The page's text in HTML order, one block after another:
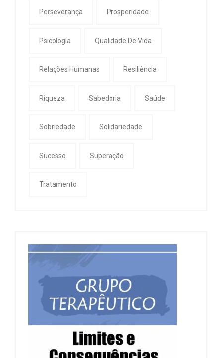
Perseverança Prosperidade
Psicologia Qualidade De Vida
Relações Humanas Resiliência
Riqueza Sabedoria Saúde
Sobriedade Solidariedade
Sucesso Superação
Tratamento